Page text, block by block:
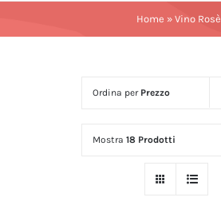
Home » Vino Rosè
Ordina per Prezzo
Mostra 18 Prodotti